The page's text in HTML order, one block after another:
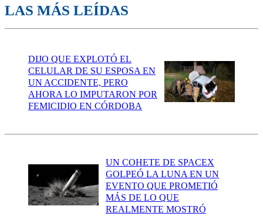
LAS MÁS LEÍDAS
DIJO QUE EXPLOTÓ EL
CELULAR DE SU ESPOSA EN
UN ACCIDENTE, PERO
AHORA LO IMPUTARON POR
FEMICIDIO EN CÓRDOBA
UN COHETE DE SPACEX
GOLPEÓ LA LUNA EN UN
EVENTO QUE PROMETIÓ
MÁS DE LO QUE
REALMENTE MOSTRÓ